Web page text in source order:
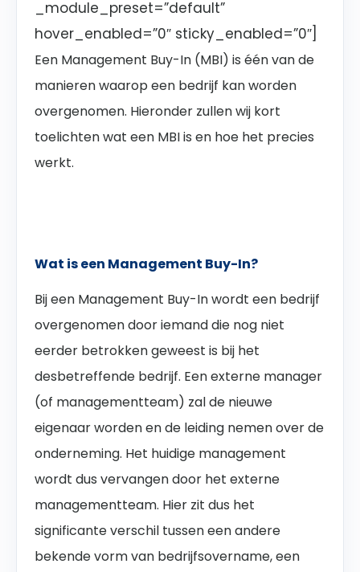
_module_preset=”default”
hover_enabled=”0″ sticky_enabled=”0″]
Een Management Buy-In (MBI) is één van de
manieren waarop een bedrijf kan worden
overgenomen. Hieronder zullen wij kort
toelichten wat een MBI is en hoe het precies
werkt.
Wat is een Management Buy-In?
Bij een Management Buy-In wordt een bedrijf
overgenomen door iemand die nog niet
eerder betrokken geweest is bij het
desbetreffende bedrijf. Een externe manager
(of managementteam) zal de nieuwe
eigenaar worden en de leiding nemen over de
onderneming. Het huidige management
wordt dus vervangen door het externe
managementteam. Hier zit dus het
significante verschil tussen een andere
bekende vorm van bedrijfsovername, een